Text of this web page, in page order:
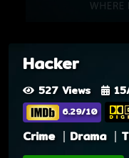
Hacker
527 Views
6.29/10
Crime Drama